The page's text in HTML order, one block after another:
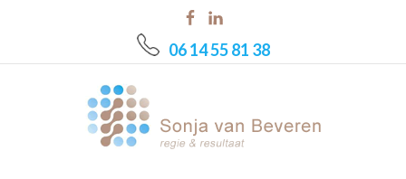
06 14 55 81 38